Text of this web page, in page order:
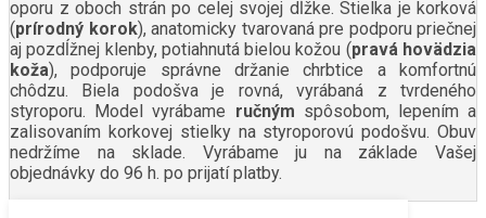
oporu z oboch strán po celej svojej dĺžke. Stielka je korková
(prírodný korok), anatomicky tvarovaná pre podporu priečnej
aj pozdĺžnej klenby, potiahnutá bielou kožou (pravá hovädzia
koža), podporuje správne držanie chrbtice a komfortnú
chôdzu. Biela podošva je rovná, vyrábaná z tvrdeného
styroporu. Model vyrábame ručným spôsobom, lepením a
zalisovaním korkovej stielky na styroporovú podošvu. Obuv
nedržíme na sklade. Vyrábame ju na základe Vašej
objednávky do 96 h. po prijatí platby.